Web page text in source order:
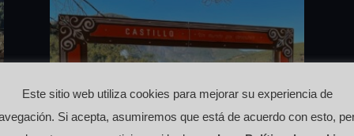
Este sitio web utiliza cookies para mejorar su experiencia de
Si acepta, asumiremos que está de acuerdo con esto,